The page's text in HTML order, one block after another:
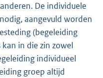
De individuele
aangevuld worden
(begeleiding
in die zin zowel
individueel
groep altijd